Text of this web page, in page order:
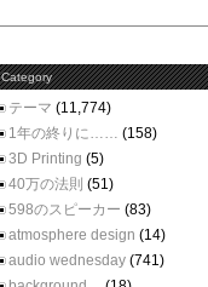
Category
テーマ (11,774)
1年の終りに…… (158)
3D Printing (5)
40万の法則 (51)
598のスピーカー (83)
atmosphere design (14)
audio wednesday (741)